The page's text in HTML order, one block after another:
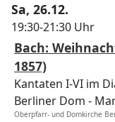
Sa, 26.12.
19:30-21:30 Uhr
Bach:
1857)
Kantaten I-VI im
Berliner Dom
Oberpfarr- und Domkirche